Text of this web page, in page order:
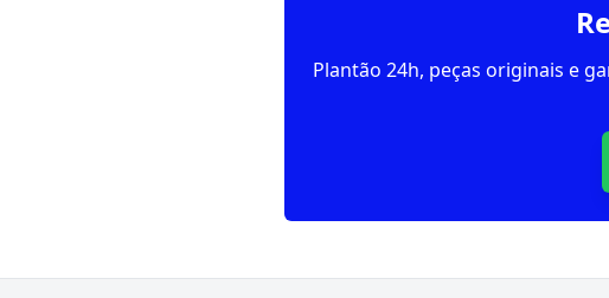
Plantão 24h, peças originais e